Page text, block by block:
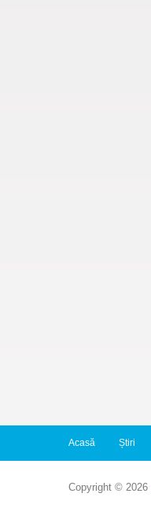
Acasă Știri
Copyright © 2026